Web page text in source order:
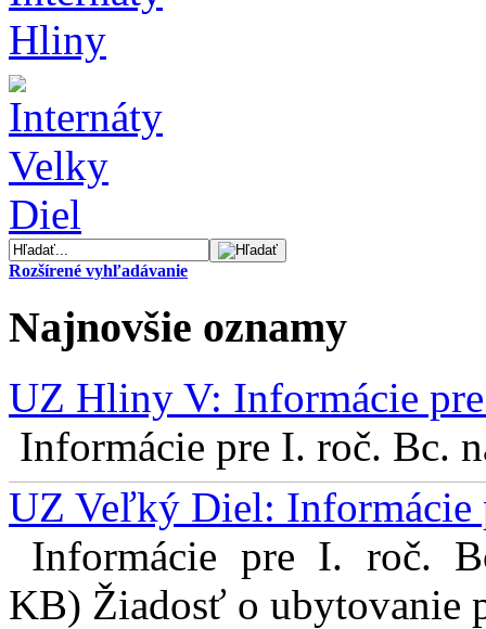
Rozšírené vyhľadávanie
Najnovšie oznamy
UZ Hliny V: Informácie
Informácie pre I. roč. Bc.
UZ Veľký Diel: Informácie
Informácie pre I. roč.
KB) Žiadosť o ubytovanie